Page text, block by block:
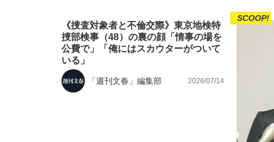
SCOOP!
《捜査対象者と不倫交際》東京地検特
捜部検事（48）の裏の顔「情事の場を
公費で」「俺にはスカウターがついて
いる」
「週刊文春」編集部 2026/07/14